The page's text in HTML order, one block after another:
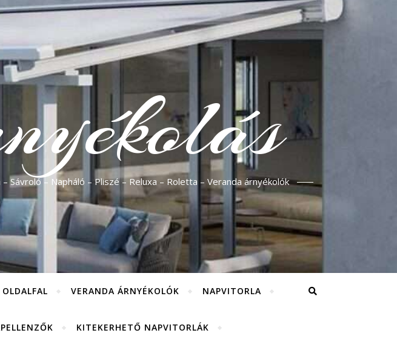
Sávroló – Napháló – Pliszé – Reluxa – Roletta – Veranda árnyékolók
VERANDA ÁRNYÉKOLÓK NAPVITORLA
KITEKERHETŐ NAPVITORLÁK